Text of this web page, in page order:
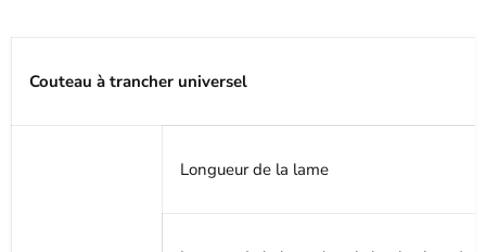
Couteau à trancher universel
Longueur de la lame